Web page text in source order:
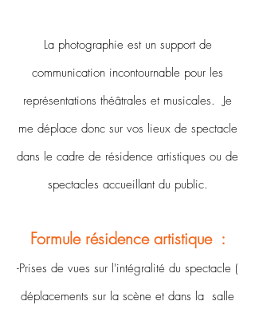
La photographie est un support de
communication incontournable pour les
représentations théâtrales et musicales.Je
me déplace donc sur vos lieux de spectacle
dans le cadre de résidence artistiques ou de
spectacles accueillant du public.
Formule résidence artistique :
-Prises de vues sur l'intégralité du spectacle (
déplacements sur la scène et dans la salle